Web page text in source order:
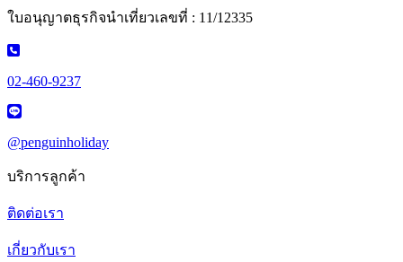
ใบอนุญาตธุรกิจนำเที่ยวเลขที่ : 11/12335
02-460-9237
@penguinholiday
บริการลูกค้า
ติดต่อเรา
เกี่ยวกับเรา